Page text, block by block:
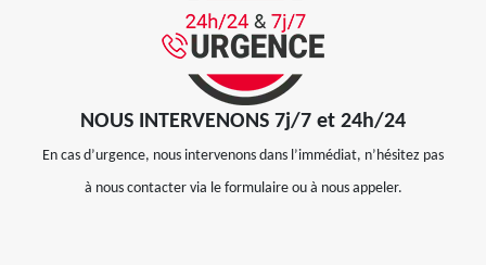
NOUS INTERVENONS 7j/7 et 24h/24
En cas d’urgence, nous intervenons dans l’immédiat, n’hésitez pas
à nous contacter via le formulaire ou à nous appeler.